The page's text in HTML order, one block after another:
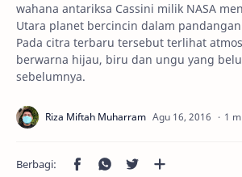
wahana antariksa Cassini milik NASA
Utara planet bercincin dalam
Pada citra terbaru tersebut terlihat
berwarna hijau, biru dan ungu yang
sebelumnya.
1